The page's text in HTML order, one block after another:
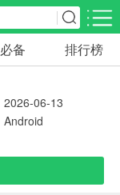
游戏分类
教育学习
180款应用
216款应用
必备 排行榜
2026-06-13
Android